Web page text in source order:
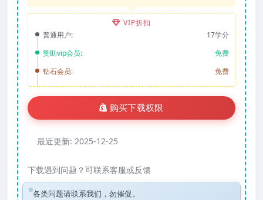
VIP折扣
普通用户:
17学分
赞助vip会员:
免费
钻石会员:
免费
购买下载权限
最近更新: 2025-12-25
下载遇到问题？可联系客服或反馈
各类问题请联系我们，勿催促。